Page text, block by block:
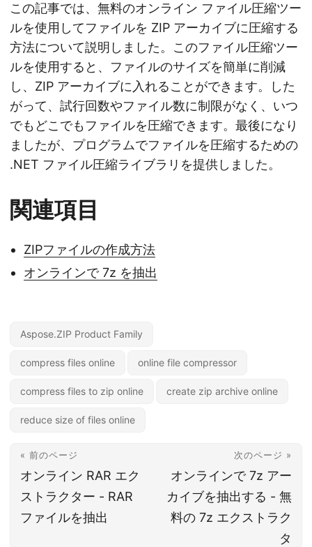
この記事では、無料のオンライン ファイル圧縮ツー
ルを使用してファイルを ZIP アーカイブに圧縮する
方法について説明しました。このファイル圧縮ツー
ルを使用すると、ファイルのサイズを簡単に削減
し、ZIP アーカイブに入れることができます。した
がって、試行回数やファイル数に制限がなく、いつ
でもどこでもファイルを圧縮できます。最後になり
ましたが、プログラムでファイルを圧縮するための
.NET ファイル圧縮ライブラリを提供しました。
関連項目
ZIPファイルの作成方法
オンラインで 7z を抽出
Aspose.ZIP Product Family
compress files online online file compressor
compress files to zip online create zip archive online
reduce size of files online
« 前のページ
オンライン RAR エク
ストラクター - RAR
ファイルを抽出
次のページ »
オンラインで 7z アー
カイブを抽出する - 無
料の 7z エクストラク
タ